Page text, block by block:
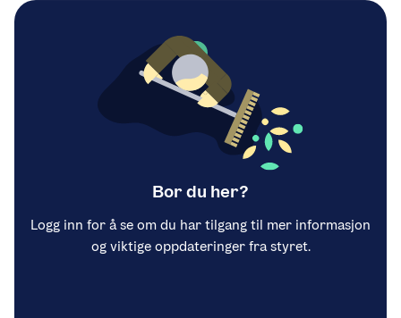
Bor du her?
Logg inn for å se om du har tilgang til mer informasjon
og viktige oppdateringer fra styret.